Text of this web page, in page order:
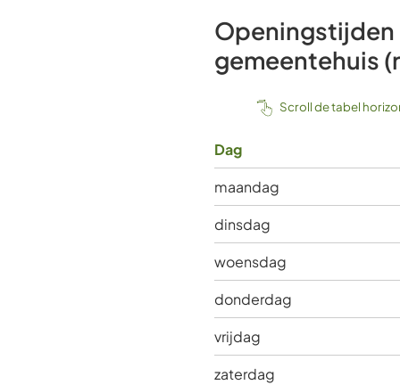
Openingstijden
gemeentehuis
Scroll de tabel
Dag
maandag
dinsdag
woensdag
donderdag
vrijdag
zaterdag